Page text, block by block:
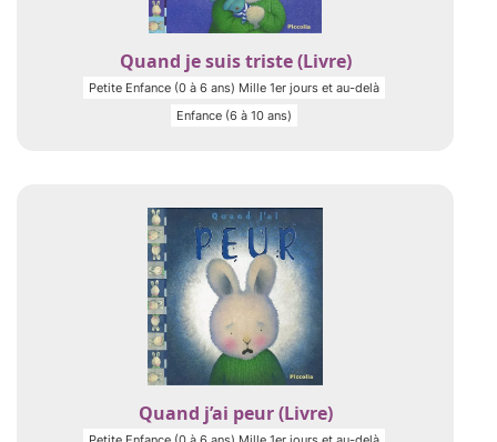
Quand je suis triste (Livre)
Petite Enfance (0 à 6 ans) Mille 1er jours et au-delà
Enfance (6 à 10 ans)
Quand j’ai peur (Livre)